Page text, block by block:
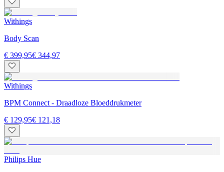
Withings
Body Scan
€ 399,95€ 344,97
Withings
BPM Connect - Draadloze Bloeddrukmeter
€ 129,95€ 121,18
Philips Hue